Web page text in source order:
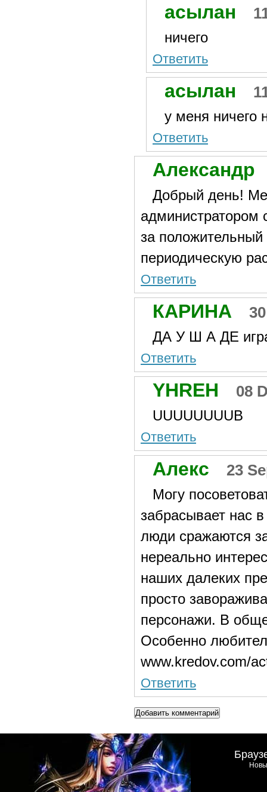
асылан
ничего
Ответить
асылан
у меня ничего
Ответить
Александр
Добрый день!
администратором
за положительный
периодическую
Ответить
КАРИНА
ДА У Ш А ДЕ
Ответить
YHREH 08
UUUUUUUUB
Ответить
Алекс 23
Могу
забрасывает нас
люди сражаются
нереально
наших далеких
просто
персонажи. В
Особенно
www.kredov.com/
Ответить
Добавить комментарий